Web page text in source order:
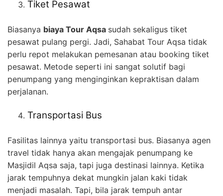
Tiket Pesawat
Biasanya biaya Tour Aqsa sudah sekaligus tiket
pesawat pulang pergi. Jadi, Sahabat Tour Aqsa tidak
perlu repot melakukan pemesanan atau booking tiket
pesawat. Metode seperti ini sangat solutif bagi
penumpang yang menginginkan kepraktisan dalam
perjalanan.
Transportasi Bus
Fasilitas lainnya yaitu transportasi bus. Biasanya agen
travel tidak hanya akan mengajak penumpang ke
Masjidil Aqsa saja, tapi juga destinasi lainnya. Ketika
jarak tempuhnya dekat mungkin jalan kaki tidak
menjadi masalah. Tapi, bila jarak tempuh antar